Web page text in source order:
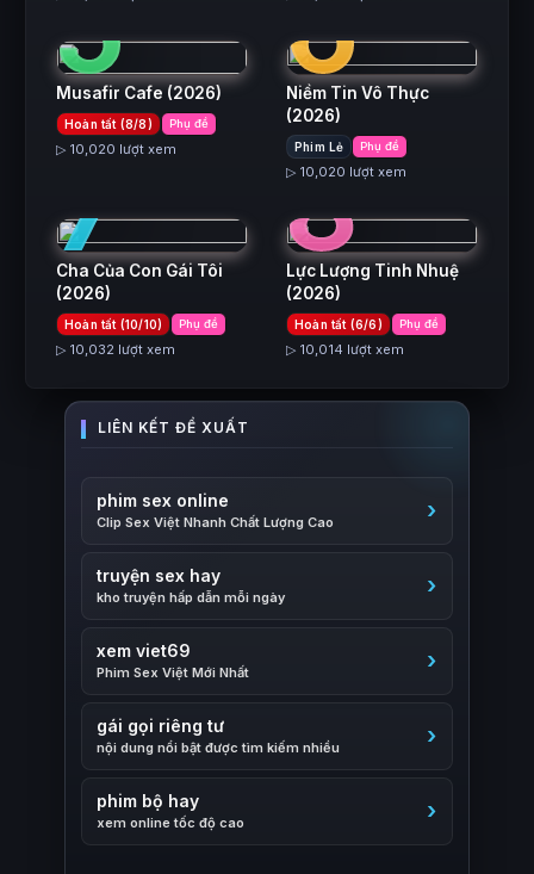
5
Musafir Cafe (2026)
Hoàn tất (8/8) Phụ đề
▷ 10,020 lượt xem
6
Niềm Tin Vô Thực
(2026)
Phim Lẻ Phụ đề
▷ 10,020 lượt xem
7
Cha Của Con Gái Tôi
(2026)
Hoàn tất (10/10) Phụ đề
▷ 10,032 lượt xem
8
Lực Lượng Tinh Nhuệ
(2026)
Hoàn tất (6/6) Phụ đề
▷ 10,014 lượt xem
phim sex online
Clip Sex Việt Nhanh Chất Lượng Cao
truyện sex hay
kho truyện hấp dẫn mỗi ngày
xem viet69
Phim Sex Việt Mới Nhất
gái gọi riêng tư
nội dung nổi bật được tìm kiếm nhiều
phim bộ hay
xem online tốc độ cao